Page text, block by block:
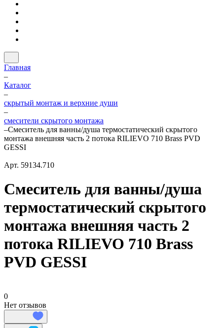
Главная
–
Каталог
–
скрытый монтаж и верхние души
–
смесители скрытого монтажа
–Смеситель для ванны/душа термостатический скрытого
монтажа внешняя часть 2 потока RILIEVO 710 Brass PVD
GESSI
Арт. 59134.710
Смеситель для ванны/душа
термостатический скрытого
монтажа внешняя часть 2
потока RILIEVO 710 Brass
PVD GESSI
0
Нет отзывов